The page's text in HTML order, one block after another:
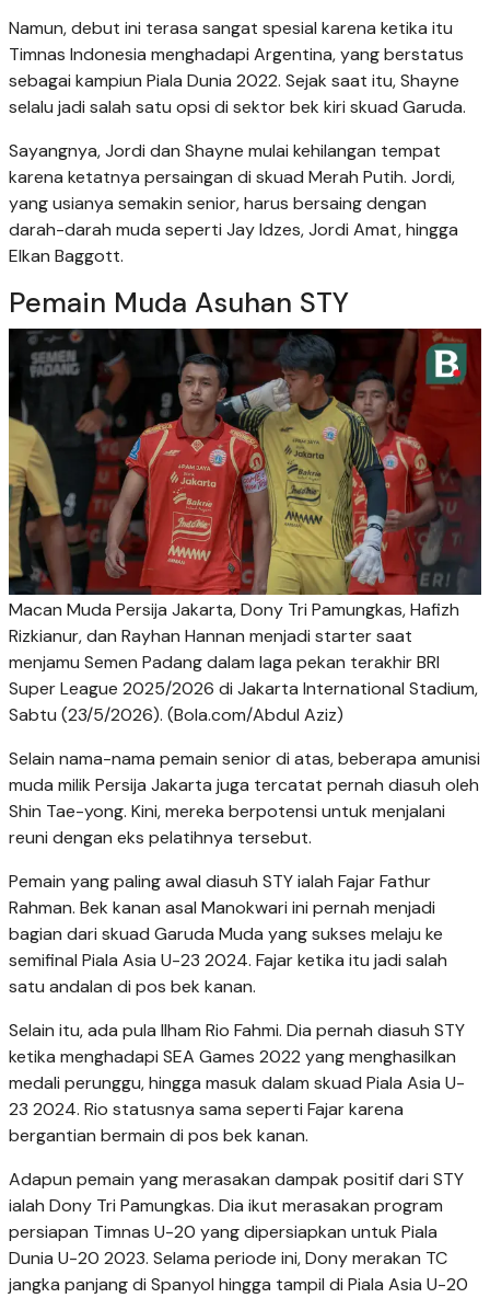
Namun, debut ini terasa sangat spesial karena ketika itu
Timnas Indonesia menghadapi Argentina, yang berstatus
sebagai kampiun Piala Dunia 2022. Sejak saat itu, Shayne
selalu jadi salah satu opsi di sektor bek kiri skuad Garuda.
Sayangnya, Jordi dan Shayne mulai kehilangan tempat
karena ketatnya persaingan di skuad Merah Putih. Jordi,
yang usianya semakin senior, harus bersaing dengan
darah-darah muda seperti Jay Idzes, Jordi Amat, hingga
Elkan Baggott.
Pemain Muda Asuhan STY
Macan Muda Persija Jakarta, Dony Tri Pamungkas, Hafizh
Rizkianur, dan Rayhan Hannan menjadi starter saat
menjamu Semen Padang dalam laga pekan terakhir BRI
Super League 2025/2026 di Jakarta International Stadium,
Sabtu (23/5/2026). (Bola.com/Abdul Aziz)
Selain nama-nama pemain senior di atas, beberapa amunisi
muda milik Persija Jakarta juga tercatat pernah diasuh oleh
Shin Tae-yong. Kini, mereka berpotensi untuk menjalani
reuni dengan eks pelatihnya tersebut.
Pemain yang paling awal diasuh STY ialah Fajar Fathur
Rahman. Bek kanan asal Manokwari ini pernah menjadi
bagian dari skuad Garuda Muda yang sukses melaju ke
semifinal Piala Asia U-23 2024. Fajar ketika itu jadi salah
satu andalan di pos bek kanan.
Selain itu, ada pula Ilham Rio Fahmi. Dia pernah diasuh STY
ketika menghadapi SEA Games 2022 yang menghasilkan
medali perunggu, hingga masuk dalam skuad Piala Asia U-
23 2024. Rio statusnya sama seperti Fajar karena
bergantian bermain di pos bek kanan.
Adapun pemain yang merasakan dampak positif dari STY
ialah Dony Tri Pamungkas. Dia ikut merasakan program
persiapan Timnas U-20 yang dipersiapkan untuk Piala
Dunia U-20 2023. Selama periode ini, Dony merakan TC
jangka panjang di Spanyol hingga tampil di Piala Asia U-20